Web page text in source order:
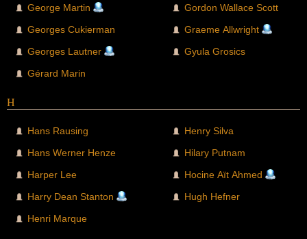
George Martin
Georges Cukierman
Georges Lautner
Gérard Marin
Gordon Wallace Scott
Graeme Allwright
Gyula Grosics
H
Hans Rausing
Hans Werner Henze
Harper Lee
Harry Dean Stanton
Henri Marque
Henry Silva
Hilary Putnam
Hocine Aït Ahmed
Hugh Hefner